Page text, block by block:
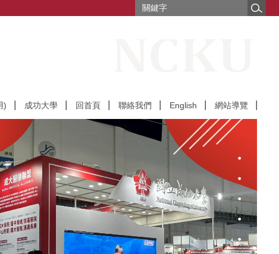
) 成功大學 回首頁 聯絡我們 English 網站導覽